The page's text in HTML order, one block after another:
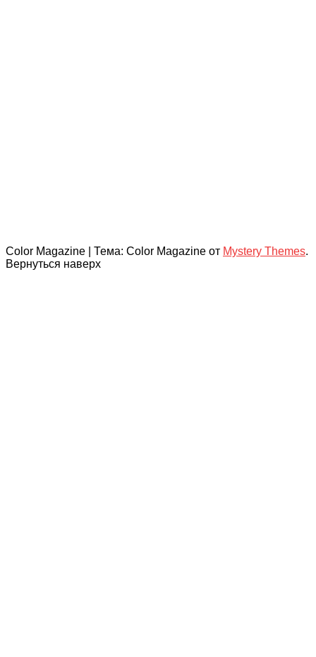
Color Magazine Тема: Color Magazine от Mystery Themes.
Вернуться наверх